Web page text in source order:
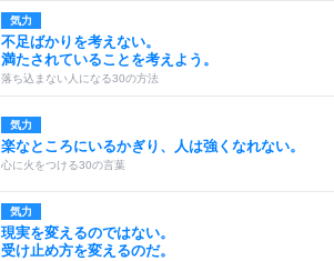
気力
不足ばかりを考えない。
満たされていることを考えよう。
落ち込まない人になる30の方法
気力
楽なところにいるかぎり、人は強くなれない。
心に火をつける30の言葉
気力
現実を変えるのではない。
受け止め方を変えるのだ。